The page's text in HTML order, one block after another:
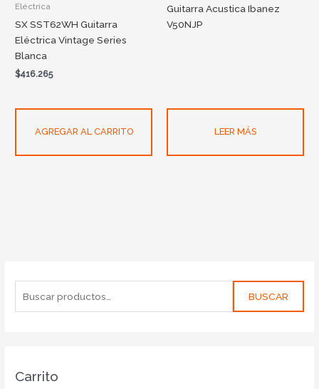
BUSCAR
Carrito
Eléctrica
SX SST62WH Guitarra
Eléctrica Vintage Series
Blanca
$416.265
AGREGAR AL CARRITO
Guitarra Acustica Ibanez
V50NJP
LEER MÁS